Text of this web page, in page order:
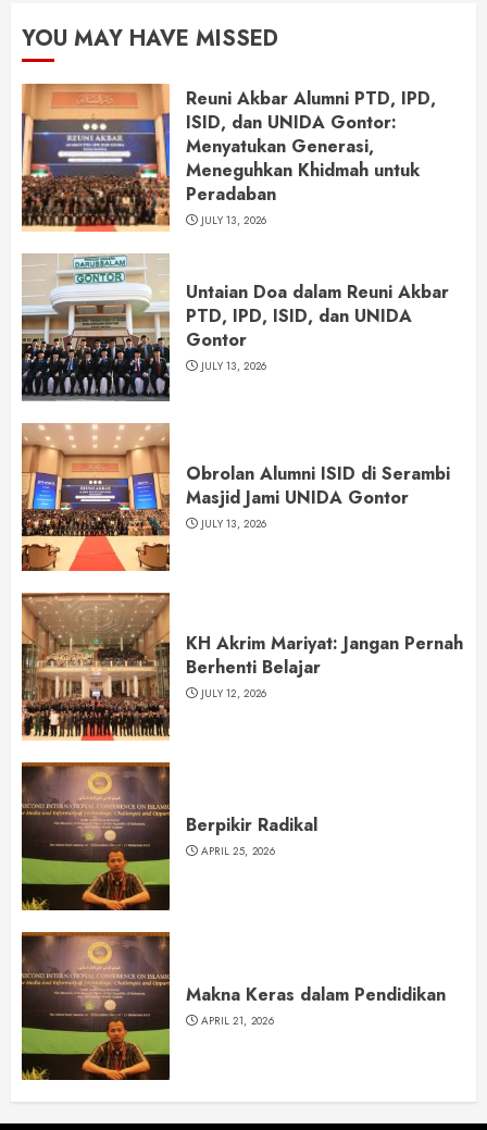
YOU MAY HAVE MISSED
Reuni Akbar Alumni PTD, IPD,
ISID, dan UNIDA Gontor:
Menyatukan Generasi,
Meneguhkan Khidmah untuk
Peradaban
JULY 13, 2026
Untaian Doa dalam Reuni Akbar
PTD, IPD, ISID, dan UNIDA
Gontor
JULY 13, 2026
Obrolan Alumni ISID di Serambi
Masjid Jami UNIDA Gontor
JULY 13, 2026
KH Akrim Mariyat: Jangan Pernah
Berhenti Belajar
JULY 12, 2026
Berpikir Radikal
APRIL 25, 2026
Makna Keras dalam Pendidikan
APRIL 21, 2026